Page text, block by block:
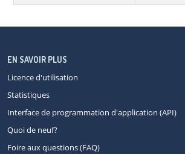
EN SAVOIR PLUS
Licence d'utilisation
Statistiques
Interface de programmation d'application (API)
Quoi de neuf?
Foire aux questions (FAQ)